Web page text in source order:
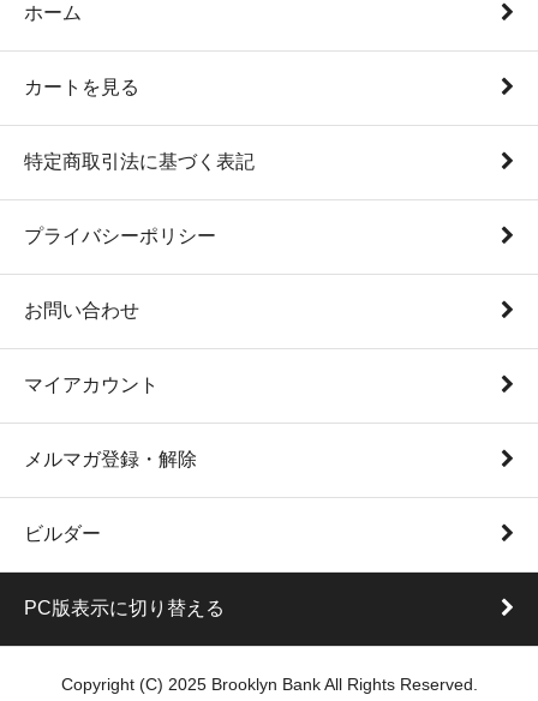
ホーム
カートを見る
特定商取引法に基づく表記
プライバシーポリシー
お問い合わせ
マイアカウント
メルマガ登録・解除
ビルダー
PC版表示に切り替える
Copyright (C) 2025 Brooklyn Bank All Rights Reserved.